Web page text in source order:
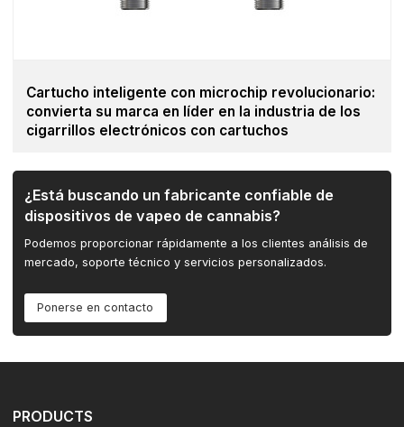
Cartucho inteligente con microchip revolucionario:
convierta su marca en líder en la industria de los
cigarrillos electrónicos con cartuchos
¿Está buscando un fabricante confiable de
dispositivos de vapeo de cannabis?
Podemos proporcionar rápidamente a los clientes análisis de
mercado, soporte técnico y servicios personalizados.
Ponerse en contacto
PRODUCTS